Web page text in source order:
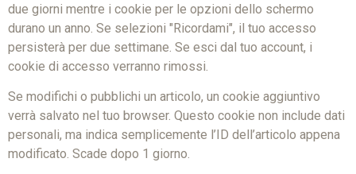
due giorni mentre i cookie per le opzioni dello schermo
durano un anno. Se selezioni "Ricordami", il tuo accesso
persisterà per due settimane. Se esci dal tuo account, i
cookie di accesso verranno rimossi.
Se modifichi o pubblichi un articolo, un cookie aggiuntivo
verrà salvato nel tuo browser. Questo cookie non include dati
personali, ma indica semplicemente l’ID dell’articolo appena
modificato. Scade dopo 1 giorno.